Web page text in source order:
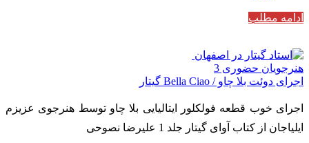
ادامه مطلب
هنرجویان حضوری 3
اجرای دوئت بلا چاو / Bella Ciao گیتار
اجرای خوب قطعه فولکلور ایتالیایی بلا چاو توسط هنرجوی عزیزم
ایلیاجان از کتاب آوای گیتار جلد 1 علیرضا نصوحی